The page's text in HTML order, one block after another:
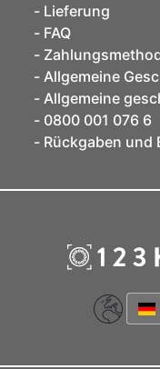
Lieferung
FAQ
Allgemeine
Allgemeine
0800 001 076 6
Rückgaben und